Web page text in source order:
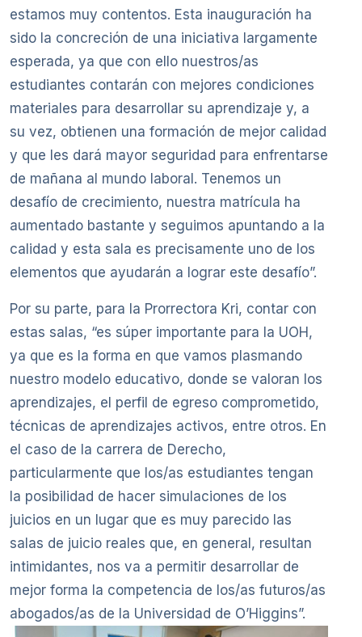
estamos muy contentos. Esta inauguración ha
sido la concreción de una iniciativa largamente
esperada, ya que con ello nuestros/as
estudiantes contarán con mejores condiciones
materiales para desarrollar su aprendizaje y, a
su vez, obtienen una formación de mejor calidad
y que les dará mayor seguridad para enfrentarse
de mañana al mundo laboral. Tenemos un
desafío de crecimiento, nuestra matrícula ha
aumentado bastante y seguimos apuntando a la
calidad y esta sala es precisamente uno de los
elementos que ayudarán a lograr este desafío”.
Por su parte, para la Prorrectora Kri, contar con
estas salas, “es súper importante para la UOH,
ya que es la forma en que vamos plasmando
nuestro modelo educativo, donde se valoran los
aprendizajes, el perfil de egreso comprometido,
técnicas de aprendizajes activos, entre otros. En
el caso de la carrera de Derecho,
particularmente que los/as estudiantes tengan
la posibilidad de hacer simulaciones de los
juicios en un lugar que es muy parecido las
salas de juicio reales que, en general, resultan
intimidantes, nos va a permitir desarrollar de
mejor forma la competencia de los/as futuros/as
abogados/as de la Universidad de O’Higgins”.